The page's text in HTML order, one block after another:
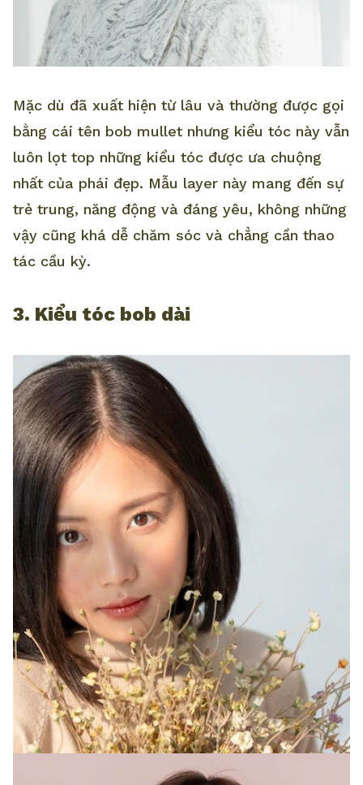
Mặc dù đã xuất hiện từ lâu và thường được gọi
bằng cái tên bob mullet nhưng kiểu tóc này vẫn
luôn lọt top những kiểu tóc được ưa chuộng
nhất của phái đẹp. Mẫu layer này mang đến sự
trẻ trung, năng động và đáng yêu, không những
vậy cũng khá dễ chăm sóc và chẳng cần thao
tác cầu kỳ.
3. Kiểu tóc bob dài